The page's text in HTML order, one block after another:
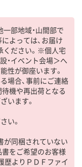
部地域・山間部で
よっては、お届け
ください。※個人宅
・イベント会場＞へ
性が御座います。
場合、事前にご連絡
機や再出荷となる
います。
い。
が同梱されていない
をご希望のお客様
歴よりＰＤＦファイ